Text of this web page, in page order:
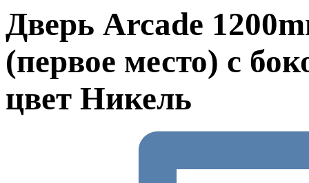
Дверь Arcade
(первое место) с
цвет Никель